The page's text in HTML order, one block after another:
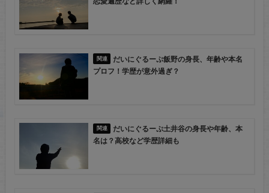
だいにぐるーぷ飯野の身長、年齢や本名
プロフ！学歴が意外過ぎ？
だいにぐるーぷ土井谷の身長や年齢、本
名は？高校など学歴詳細も